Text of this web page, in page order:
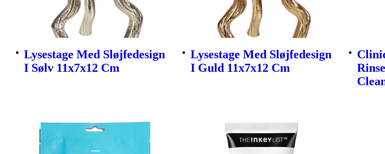
Lysestage Med Sløjfedesign
I Sølv 11x7x12 Cm
Lysestage Med Sløjfedesign
I Guld 11x7x12 Cm